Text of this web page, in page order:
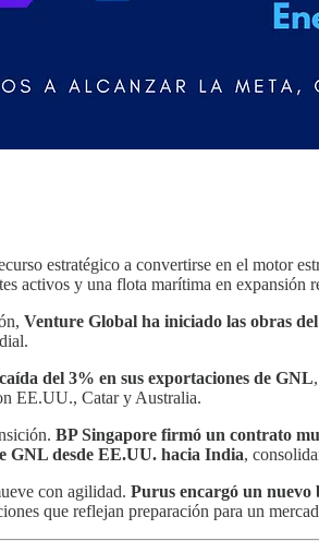
estratégico a convertirse en el motor
activos y una flota marítima en expansión
Venture Global ha iniciado las obras
caída del 3% en sus exportaciones de GNL
EE.UU., Catar y Australia.
BP Singapore firmó un contrato
GNL desde EE.UU. hacia India,
con agilidad. Purus encargó un
que reflejan preparación para un